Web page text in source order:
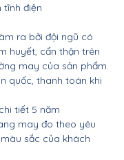
tĩnh điện
ra bởi đội ngũ có
huyết, cẩn thận trên
may của sản phẩm.
quốc, thanh toán khi
tiết 5 năm
may đo theo yêu
sắc của khách